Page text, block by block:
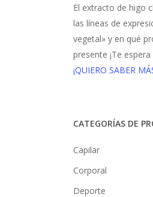
El extracto de higo
las líneas de
vegetal» y en qué
presente ¡Te
¡QUIERO SABER
CATEGORÍAS DE
Capilar
Corporal
Deporte